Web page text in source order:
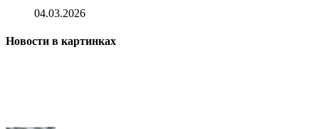
04.03.2026
Новости в картинках